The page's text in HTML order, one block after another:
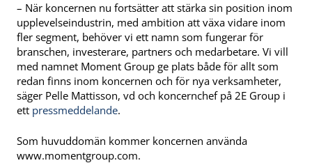
– När koncernen nu fortsätter att stärka sin position inom
upplevelseindustrin, med ambition att växa vidare inom
fler segment, behöver vi ett namn som fungerar för
branschen, investerare, partners och medarbetare. Vi vill
med namnet Moment Group ge plats både för allt som
redan finns inom koncernen och för nya verksamheter,
säger Pelle Mattisson, vd och koncernchef på 2E Group i
ett pressmeddelande.
Som huvuddomän kommer koncernen använda
www.momentgroup.com.